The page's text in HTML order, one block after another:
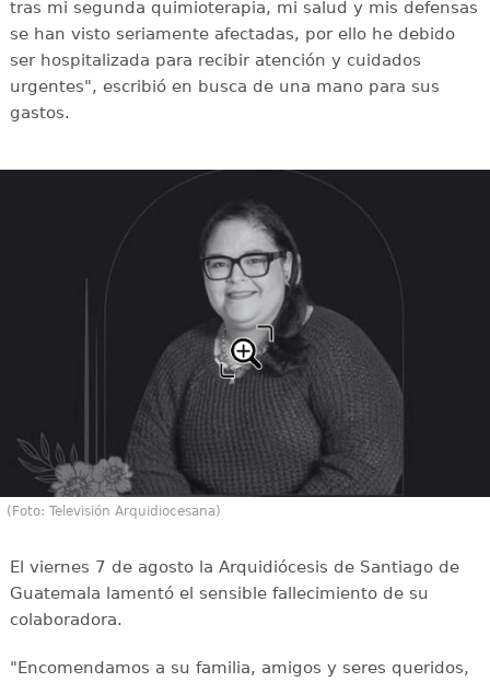
tras mi segunda quimioterapia, mi salud y mis defensas
se han visto seriamente afectadas, por ello he debido
ser hospitalizada para recibir atención y cuidados
urgentes", escribió en busca de una mano para sus
gastos.
(Foto: Televisión Arquidiocesana)
El viernes 7 de agosto la Arquidiócesis de Santiago de
Guatemala lamentó el sensible fallecimiento de su
colaboradora.
"Encomendamos a su familia, amigos y seres queridos,